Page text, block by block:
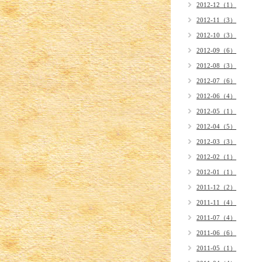
2012-12（1）
2012-11（3）
2012-10（3）
2012-09（6）
2012-08（3）
2012-07（6）
2012-06（4）
2012-05（1）
2012-04（5）
2012-03（3）
2012-02（1）
2012-01（1）
2011-12（2）
2011-11（4）
2011-07（4）
2011-06（6）
2011-05（1）